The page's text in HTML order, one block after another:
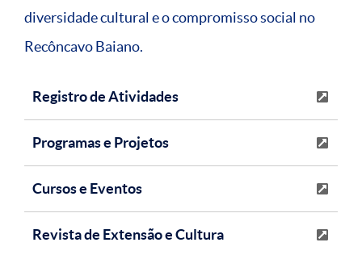
diversidade cultural e o compromisso social no
Recôncavo Baiano.
Registro de Atividades
Programas e Projetos
Cursos e Eventos
Revista de Extensão e Cultura